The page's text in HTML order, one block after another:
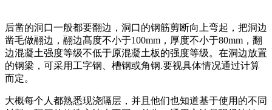
后凿的洞口一般都要翻边，洞口的钢筋剪断向上弯起，把洞边
凿毛做翮边，翮边髙度不小于100mm，厚度不小于80mm，翻
边混凝土强度等级不低于原混凝土板的强度等级。在洞边放置
的钢梁，可采用工字钢、槽钢或角钢.要视具体情况通过计算
而定。
大概每个人都熟悉现浇隔层，并且他们也知道基于使用的不同